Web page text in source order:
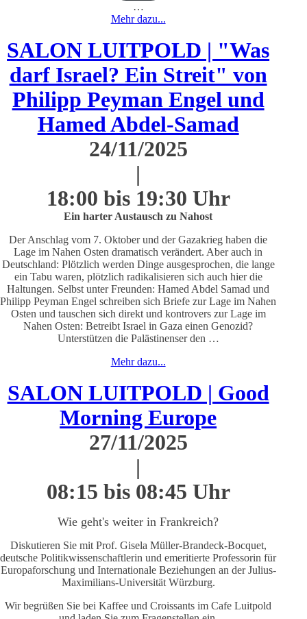
…
Mehr dazu...
SALON LUITPOLD | "Was
darf Israel? Ein Streit" von
Philipp Peyman Engel und
Hamed Abdel-Samad
24/11/2025
|
18:00 bis 19:30 Uhr
Ein harter Austausch zu Nahost
Der Anschlag vom 7. Oktober und der Gazakrieg haben die
Lage im Nahen Osten dramatisch verändert. Aber auch in
Deutschland: Plötzlich werden Dinge ausgesprochen, die lange
ein Tabu waren, plötzlich radikalisieren sich auch hier die
Haltungen. Selbst unter Freunden: Hamed Abdel Samad und
Philipp Peyman Engel schreiben sich Briefe zur Lage im Nahen
Osten und tauschen sich direkt und kontrovers zur Lage im
Nahen Osten: Betreibt Israel in Gaza einen Genozid?
Unterstützen die Palästinenser den …
Mehr dazu...
SALON LUITPOLD | Good
Morning Europe
27/11/2025
|
08:15 bis 08:45 Uhr
Wie geht's weiter in Frankreich?
Diskutieren Sie mit Prof. Gisela Müller-Brandeck-Bocquet,
deutsche Politikwissenschaftlerin und emeritierte Professorin für
Europaforschung und Internationale Beziehungen an der Julius-
Maximilians-Universität Würzburg.
Wir begrüßen Sie bei Kaffee und Croissants im Cafe Luitpold